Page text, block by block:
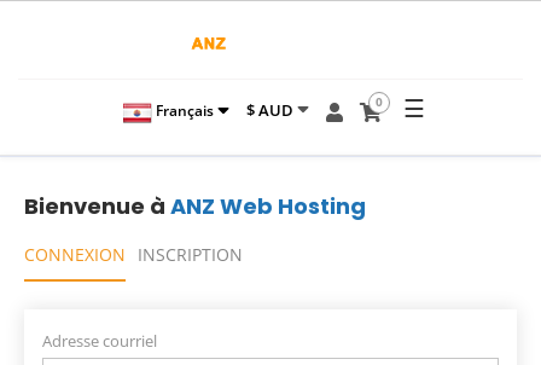
Français $ AUD 0 ☰
Bienvenue à ANZ Web Hosting
CONNEXION INSCRIPTION
Adresse courriel